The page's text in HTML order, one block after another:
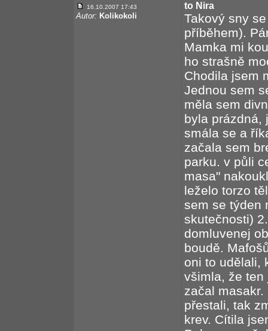
16.10.2007 17:43
Autor: Kolikokoli
to Nira
Takový sny
příběhem).
Mamka mi
ho strašně
Chodila jsem
Jednou sem
měla sem
byla prázdná,
smála se a
začala sem
parku. v půli
masa"
leželo torzo
sem se týden
skutečnosti)
domluvenej
boudě.
oni to udělali,
všimla, že ten
začal
přestali, tak
krev. Cítila